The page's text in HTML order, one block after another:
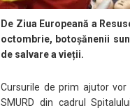
De Ziua Europeană a
octombrie, botoșănenii
de salvare a vieții.
Cursurile de prim ajutor
SMURD din cadrul